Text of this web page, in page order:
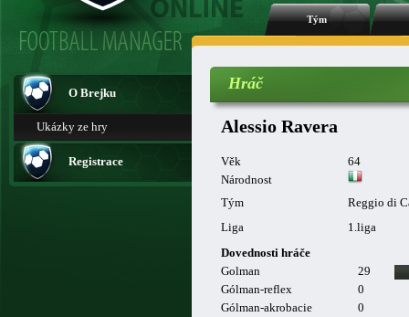
Tým
O Brejku
Ukázky ze hry
Registrace
Hráč
Alessio Ravera
Věk
64
Národnost
Tým
Reggio di
Liga
1.liga
Dovednosti hráče
Golman
29
Gólman-reflex
0
Gólman-akrobacie
0